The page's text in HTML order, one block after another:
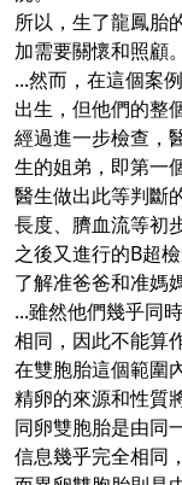
所以，生了龍鳳胎
加需要關懷和照顧。
...然而，在這個案
出生，但他們的整
經過進一步檢查，
生的姐弟，即第一
醫生做出此等判斷
長度、臍血流等初
之後又進行的B超
了解准爸爸和准媽
...雖然他們幾乎同
相同，因此不能算
在雙胞胎這個範圍
精卵的來源和性質
同卵雙胞胎是由同
信息幾乎完全相同